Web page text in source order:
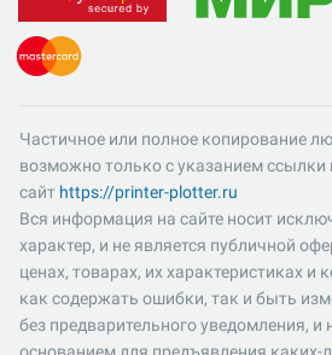
Частичное или полное копирование
возможно только с указанием ссылки
сайт https://printer-plotter.ru
Вся информация на сайте носит
характер, и не является публичной
ценах, товарах, их характеристиках и
как содержать ошибки, так и быть
без предварительного уведомления,